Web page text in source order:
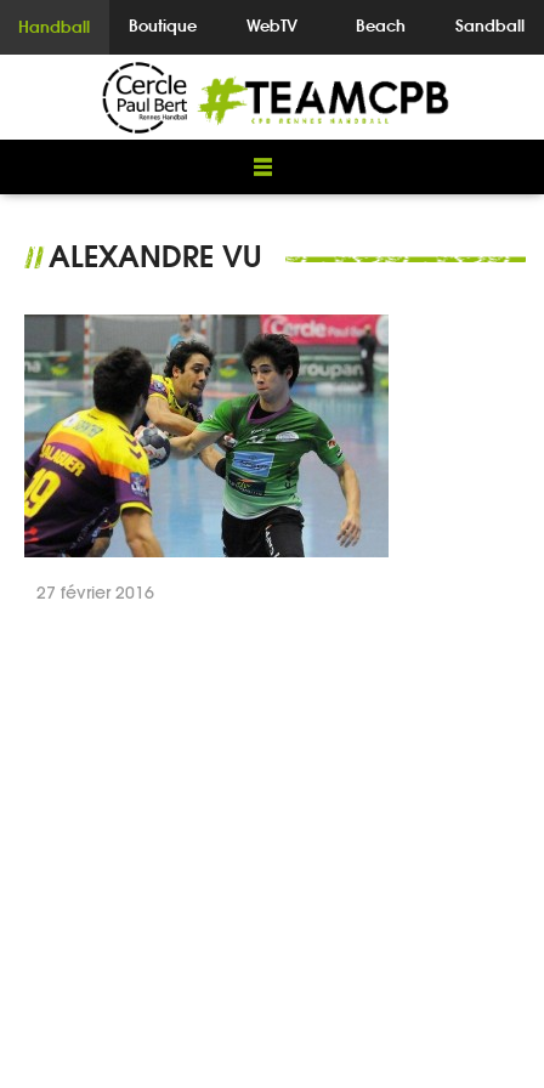
Handball Boutique WebTV Beach Sandball
//ALEXANDRE VU
27 février 2016